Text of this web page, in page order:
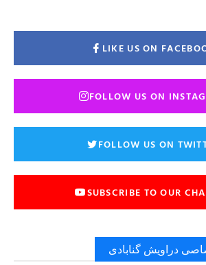
LIKE US ON
FOLLOW US ON
FOLLOW US ON
SUBSCRIBE TO OUR
دراویش گنابادی